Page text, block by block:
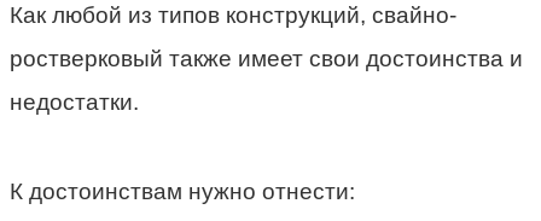
Как любой из типов конструкций, свайно-
ростверковый также имеет свои достоинства и
недостатки.
К достоинствам нужно отнести: